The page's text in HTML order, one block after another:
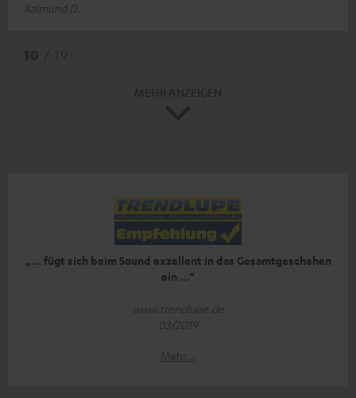
Raimund D.
„… fügt sich beim Sound exzellent in das Gesamtgeschehen
ein …“
www.trendlupe.de
03/2019
Mehr...